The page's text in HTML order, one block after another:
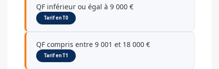
QF inférieur ou égal à 9 000 €
Tarif en T0
QF compris entre 9 001 et 18 000 €
Tarif en T1